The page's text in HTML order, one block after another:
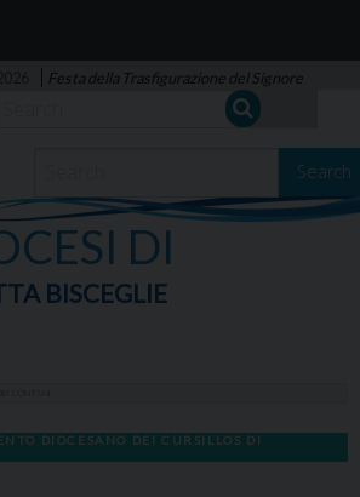
Festa della Trasfigurazione del Signore
Search
DI
BISCEGLIE
DIOCESANO DEI CURSILLOS DI